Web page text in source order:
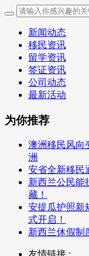
新闻动态
移民资讯
留学资讯
签证资讯
公司动态
最新活动
为你推荐
澳洲移民风向
洲
安省全新移民
新西兰公民能
藏！
安提瓜护照新
式开启！
新西兰休假制